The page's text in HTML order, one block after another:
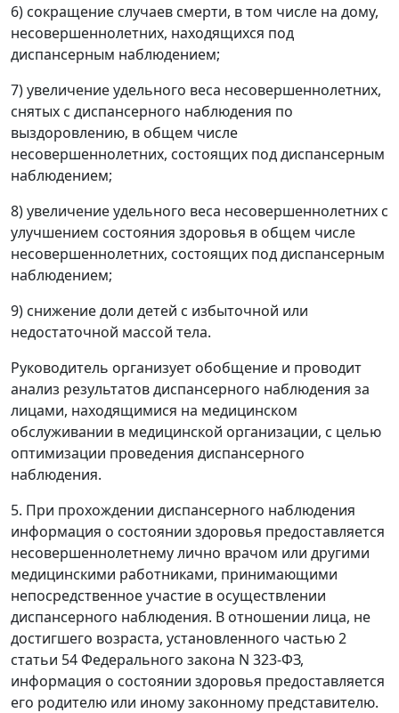
6) сокращение случаев смерти, в том числе на дому,
несовершеннолетних, находящихся под
диспансерным наблюдением;
7) увеличение удельного веса несовершеннолетних,
снятых с диспансерного наблюдения по
выздоровлению, в общем числе
несовершеннолетних, состоящих под диспансерным
наблюдением;
8) увеличение удельного веса несовершеннолетних с
улучшением состояния здоровья в общем числе
несовершеннолетних, состоящих под диспансерным
наблюдением;
9) снижение доли детей с избыточной или
недостаточной массой тела.
Руководитель организует обобщение и проводит
анализ результатов диспансерного наблюдения за
лицами, находящимися на медицинском
обслуживании в медицинской организации, с целью
оптимизации проведения диспансерного
наблюдения.
5. При прохождении диспансерного наблюдения
информация о состоянии здоровья предоставляется
несовершеннолетнему лично врачом или другими
медицинскими работниками, принимающими
непосредственное участие в осуществлении
диспансерного наблюдения. В отношении лица, не
достигшего возраста, установленного частью 2
статьи 54 Федерального закона N 323-ФЗ,
информация о состоянии здоровья предоставляется
его родителю или иному законному представителю.